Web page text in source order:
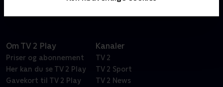
Om TV 2 Play
Priser og abonnement
Her kan du se TV 2 Play
Gavekort til TV 2 Play
Kanaler
TV 2
TV 2 Sport
TV 2 News